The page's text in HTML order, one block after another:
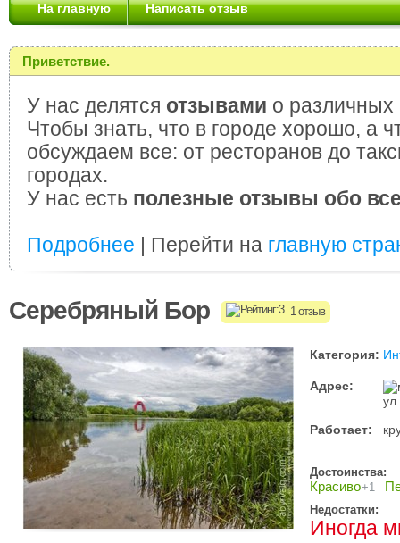
На главную Написать отзыв
Приветствие.
У нас делятся отзывами о различных
Чтобы знать, что в городе хорошо, а
обсуждаем все: от ресторанов до
городах.
У нас есть полезные отзывы обо
Подробнее | Перейти на главную
Серебряный Бор 1 отзыв
Категория:
Адрес:
Работает:
Достоинства:
Красиво+1
Недостатки:
Иногда